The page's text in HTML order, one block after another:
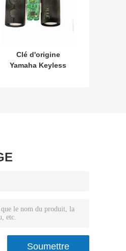
Clé d'origine
Yamaha Keyless